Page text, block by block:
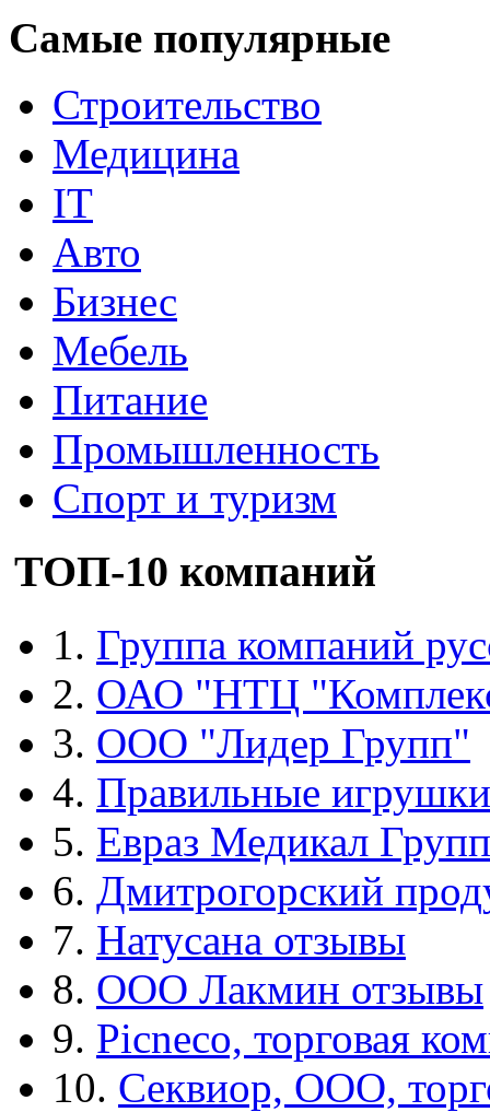
Самые популярные
Строительство
Медицина
IT
Авто
Бизнес
Мебель
Питание
Промышленность
Спорт и туризм
ТОП-10 компаний
1. Группа компаний
2. ОАО "НТЦ
3. ООО "Лидер Групп"
4. Правильные игрушки
5. Евраз Медикал Групп
6. Дмитрогорский
7. Натусана отзывы
8. ООО Лакмин отзывы
9. Picneco, торговая
10. Секвиор, ООО,